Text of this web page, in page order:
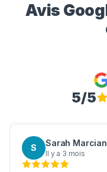
Avis
5/5
S Sarah
Il y a 3 mois